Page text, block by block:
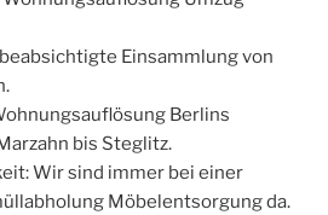
Einsammlung von
Berlins
bis Steglitz.
Wir sind immer bei einer
Möbelentsorgung da.